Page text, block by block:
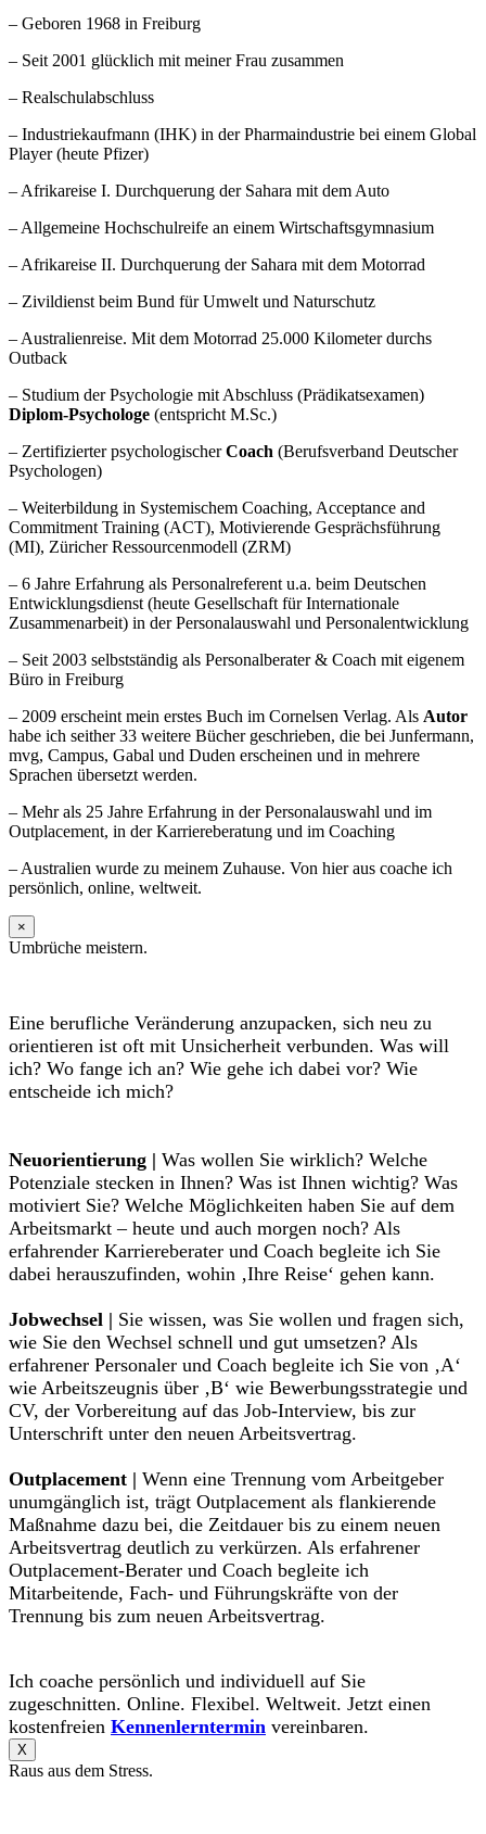
– Geboren 1968 in Freiburg
– Seit 2001 glücklich mit meiner Frau zusammen
– Realschulabschluss
– Industriekaufmann (IHK) in der Pharmaindustrie bei einem Global
Player (heute Pfizer)
– Afrikareise I. Durchquerung der Sahara mit dem Auto
– Allgemeine Hochschulreife an einem Wirtschaftsgymnasium
– Afrikareise II. Durchquerung der Sahara mit dem Motorrad
– Zivildienst beim Bund für Umwelt und Naturschutz
– Australienreise. Mit dem Motorrad 25.000 Kilometer durchs
Outback
– Studium der Psychologie mit Abschluss (Prädikatsexamen)
Diplom-Psychologe (entspricht M.Sc.)
– Zertifizierter psychologischerCoach (Berufsverband Deutscher
Psychologen)
– Weiterbildung in Systemischem Coaching, Acceptance and
Commitment Training (ACT), Motivierende Gesprächsführung
(MI), Züricher Ressourcenmodell (ZRM)
– 6 Jahre Erfahrung als Personalreferent u.a. beim Deutschen
Entwicklungsdienst (heute Gesellschaft für Internationale
Zusammenarbeit) in der Personalauswahl und Personalentwicklung
– Seit 2003 selbstständig als Personalberater & Coach mit eigenem
Büro in Freiburg
– 2009 erscheint mein erstes Buch im Cornelsen Verlag. Als Autor
habe ich seither 33 weitere Bücher geschrieben, die bei Junfermann,
mvg, Campus, Gabal und Duden erscheinen und in mehrere
Sprachen übersetzt werden.
– Mehr als 25 Jahre Erfahrung in der Personalauswahl und im
Outplacement, in der Karriereberatung und im Coaching
– Australien wurde zu meinem Zuhause. Von hier aus coache ich
persönlich, online, weltweit.
×
Umbrüche meistern.
Eine berufliche Veränderung anzupacken, sich neu zu
orientieren ist oft mit Unsicherheit verbunden. Was will
ich? Wo fange ich an? Wie gehe ich dabei vor? Wie
entscheide ich mich?
Neuorientierung | Was wollen Sie wirklich? Welche
Potenziale stecken in Ihnen? Was ist Ihnen wichtig? Was
motiviert Sie? Welche Möglichkeiten haben Sie auf dem
Arbeitsmarkt – heute und auch morgen noch? Als
erfahrender Karriereberater und Coach begleite ich Sie
dabei herauszufinden, wohin ‚Ihre Reise‘ gehen kann.
Jobwechsel | Sie wissen, was Sie wollen und fragen sich,
wie Sie den Wechsel schnell und gut umsetzen? Als
erfahrener Personaler und Coach begleite ich Sie von ‚A‘
wie Arbeitszeugnis über ‚B‘ wie Bewerbungsstrategie und
CV, der Vorbereitung auf das Job-Interview, bis zur
Unterschrift unter den neuen Arbeitsvertrag.
Outplacement | Wenn eine Trennung vom Arbeitgeber
unumgänglich ist, trägt Outplacement als flankierende
Maßnahme dazu bei, die Zeitdauer bis zu einem neuen
Arbeitsvertrag deutlich zu verkürzen. Als erfahrener
Outplacement-Berater und Coach begleite ich
Mitarbeitende, Fach- und Führungskräfte von der
Trennung bis zum neuen Arbeitsvertrag.
Ich coache persönlich und individuell auf Sie
zugeschnitten. Online. Flexibel. Weltweit. Jetzt einen
kostenfreien Kennenlerntermin vereinbaren.
X
Raus aus dem Stress.